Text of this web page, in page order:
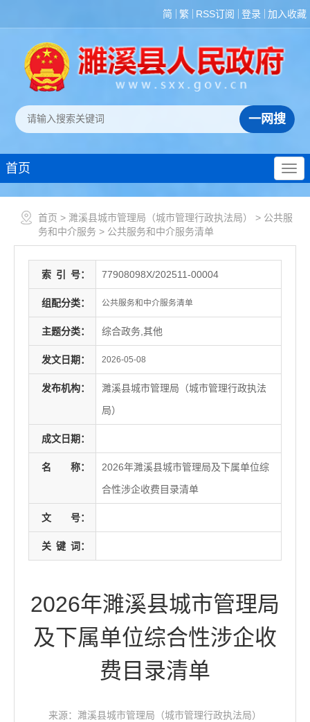
简 繁 RSS订阅 登录 加入收藏
首页
首页 > 濉溪县城市管理局（城市管理行政执法局） > 公共服
务和中介服务 > 公共服务和中介服务清单
索 引 号： 77908098X/202511-00004
组配分类： 公共服务和中介服务清单
主题分类： 综合政务,其他
发文日期： 2026-05-08
发布机构：
濉溪县城市管理局（城市管理行政执法
局）
成文日期：
名 称：
2026年濉溪县城市管理局及下属单位综
合性涉企收费目录清单
文 号：
关 键 词：
2026年濉溪县城市管理局
及下属单位综合性涉企收
费目录清单
来源：濉溪县城市管理局（城市管理行政执法局）